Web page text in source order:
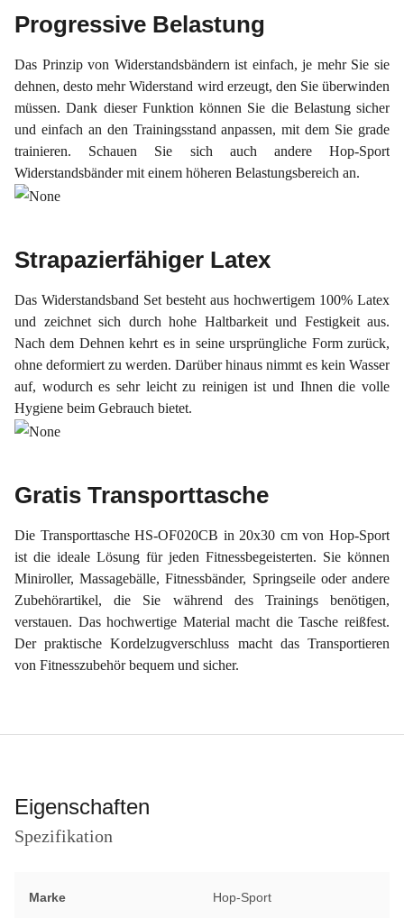
Progressive Belastung
Das Prinzip von Widerstandsbändern ist einfach, je mehr Sie sie
dehnen, desto mehr Widerstand wird erzeugt, den Sie überwinden
müssen. Dank dieser Funktion können Sie die Belastung sicher
und einfach an den Trainingsstand anpassen, mit dem Sie grade
trainieren. Schauen Sie sich auch andere Hop-Sport
Widerstandsbänder mit einem höheren Belastungsbereich an.
Strapazierfähiger Latex
Das Widerstandsband Set besteht aus hochwertigem 100% Latex
und zeichnet sich durch hohe Haltbarkeit und Festigkeit aus.
Nach dem Dehnen kehrt es in seine ursprüngliche Form zurück,
ohne deformiert zu werden. Darüber hinaus nimmt es kein Wasser
auf, wodurch es sehr leicht zu reinigen ist und Ihnen die volle
Hygiene beim Gebrauch bietet.
Gratis Transporttasche
Die Transporttasche HS-OF020CB in 20x30 cm von Hop-Sport
ist die ideale Lösung für jeden Fitnessbegeisterten. Sie können
Miniroller, Massagebälle, Fitnessbänder, Springseile oder andere
Zubehörartikel, die Sie während des Trainings benötigen,
verstauen. Das hochwertige Material macht die Tasche reißfest.
Der praktische Kordelzugverschluss macht das Transportieren
von Fitnesszubehör bequem und sicher.
Eigenschaften
Spezifikation
Marke Hop-Sport